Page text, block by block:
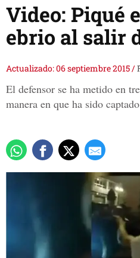
Video: Piqué
ebrio al salir
Actualizado: 06 septiembre 2015/
El defensor se ha metido en
manera en que ha sido